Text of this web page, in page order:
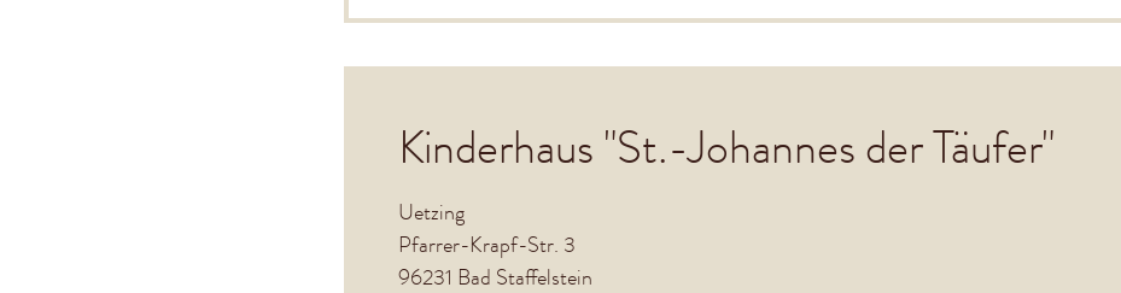
Kinderhaus "St.-Johannes der Täufer"
Uetzing
Pfarrer-Krapf-Str. 3
96231 Bad Staffelstein